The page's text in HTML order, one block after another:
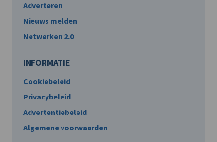
Adverteren
Nieuws melden
Netwerken 2.0
INFORMATIE
Cookiebeleid
Privacybeleid
Advertentiebeleid
Algemene voorwaarden